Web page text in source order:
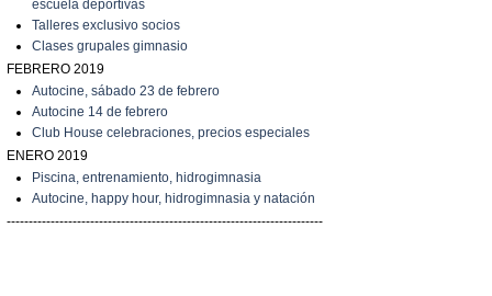
escuela deportivas
Talleres exclusivo socios
C lases grupales gimnasio
FEBRERO 2019
Autocine, sábado 23 de febrero
Autocine 14 de febrero
Club House celebraciones, precios especiales
ENERO 2019
Piscina, entrenamiento, hidrogimnasia
Autocine, happy hour, hidrogimnasia y natación
------------------------------------------------------------------------